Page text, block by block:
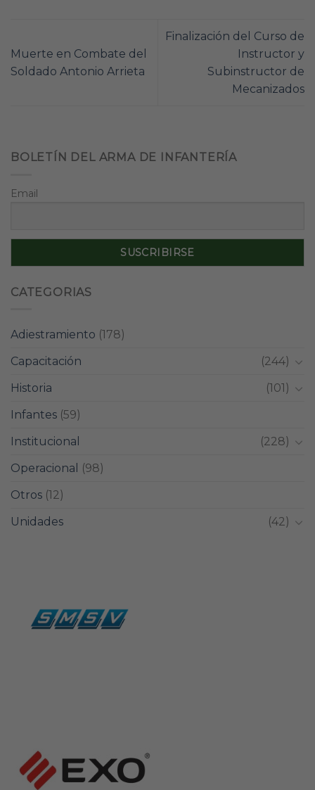
Muerte en Combate del
Soldado Antonio Arrieta
Finalización del Curso de
Instructor y
Subinstructor de
Mecanizados
BOLETÍN DEL ARMA DE INFANTERÍA
Email
CATEGORIAS
Adiestramiento (178)
Capacitación
(244)
Historia
(101)
Infantes (59)
Institucional
(228)
Operacional
(98)
Otros (12)
Unidades
(42)